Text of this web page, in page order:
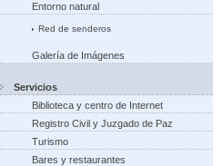
Entorno natural
Red de senderos
Galería de Imágenes
Servicios
Biblioteca y centro de Internet
Registro Civil y Juzgado de Paz
Turismo
Bares y restaurantes